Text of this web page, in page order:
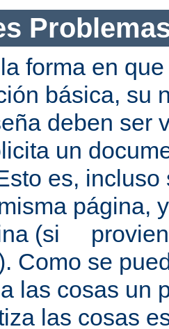
forma en
básica, su
deben ser
un
es,
página,
(si
Como se
las cosas un
las cosas